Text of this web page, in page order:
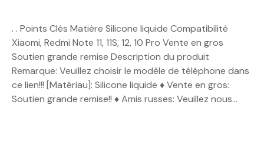
. . Points Clés Matière Silicone liquide Compatibilité
Xiaomi, Redmi Note 11, 11S, 12, 10 Pro Vente en gros
Soutien grande remise Description du produit
Remarque: Veuillez choisir le modèle de téléphone dans
ce lien!!! [Matériau]: Silicone liquide ♦ Vente en gros:
Soutien grande remise!! ♦ Amis russes: Veuillez nous…